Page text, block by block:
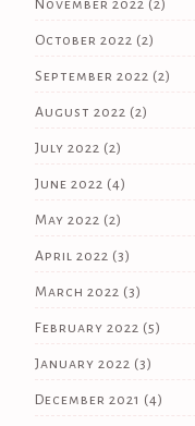
November 2022 (2)
October 2022 (2)
September 2022 (2)
August 2022 (2)
July 2022 (2)
June 2022 (4)
May 2022 (2)
April 2022 (3)
March 2022 (3)
February 2022 (5)
January 2022 (3)
December 2021 (4)